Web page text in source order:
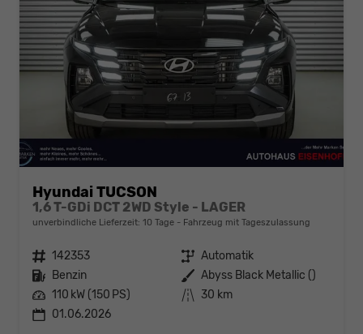
Hyundai TUCSON
1,6 T-GDi DCT 2WD Style - LAGER
unverbindliche Lieferzeit: 10 Tage Fahrzeug mit Tageszulassung
Fahrzeugnr. 142353 Getriebe Automatik
Kraftstoff Benzin Außenfarbe Abyss Black Metallic ()
Leistung 110 kW (150 PS) Kilometerstand 30 km
01.06.2026